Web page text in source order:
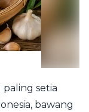
paling setia
bawang